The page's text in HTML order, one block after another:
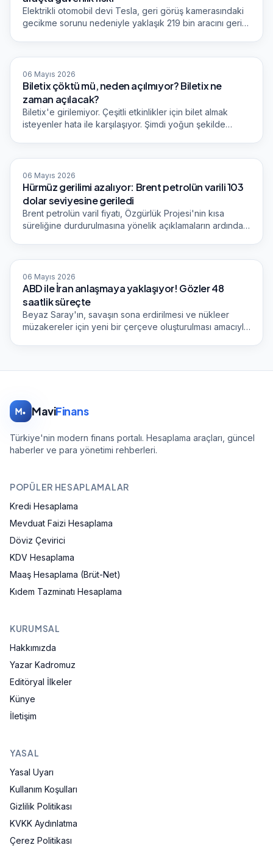
Elektrikli otomobil devi Tesla, geri görüş kamerasındaki
gecikme sorunu nedeniyle yaklaşık 219 bin aracını geri
Dünya Gazetesi
06 Mayıs 2026
Biletix çöktü mü, neden açılmıyor? Biletix ne
zaman açılacak?
Biletix'e girilemiyor. Çeşitli etkinlikler için bilet almak
isteyenler hata ile karşılaşıyor. Şimdi yoğun şekilde
Dünya Gazetesi
06 Mayıs 2026
Hürmüz gerilimi azalıyor: Brent petrolün varili 103
dolar seviyesine geriledi
Brent petrolün varil fiyatı, Özgürlük Projesi'nin kısa
süreliğine durdurulmasına yönelik açıklamaların ardından
Dünya Gazetesi
06 Mayıs 2026
ABD ile İran anlaşmaya yaklaşıyor! Gözler 48
saatlik süreçte
Beyaz Saray'ın, savaşın sona erdirilmesi ve nükleer
müzakereler için yeni bir çerçeve oluşturulması amacıyla
MaviFinans
Türkiye'nin modern finans portalı. Hesaplama araçları, güncel
haberler ve para yönetimi rehberleri.
POPÜLER HESAPLAMALAR
Kredi Hesaplama
Mevduat Faizi Hesaplama
Döviz Çevirici
KDV Hesaplama
Maaş Hesaplama (Brüt-Net)
Kıdem Tazminatı Hesaplama
KURUMSAL
Hakkımızda
Yazar Kadromuz
Editöryal İlkeler
Künye
İletişim
YASAL
Yasal Uyarı
Kullanım Koşulları
Gizlilik Politikası
KVKK Aydınlatma
Çerez Politikası